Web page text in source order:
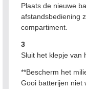
Plaats de nieuwe
afstandsbediening
compartiment.
3
Sluit het klepje van
**Bescherm het
Gooi batterijen niet